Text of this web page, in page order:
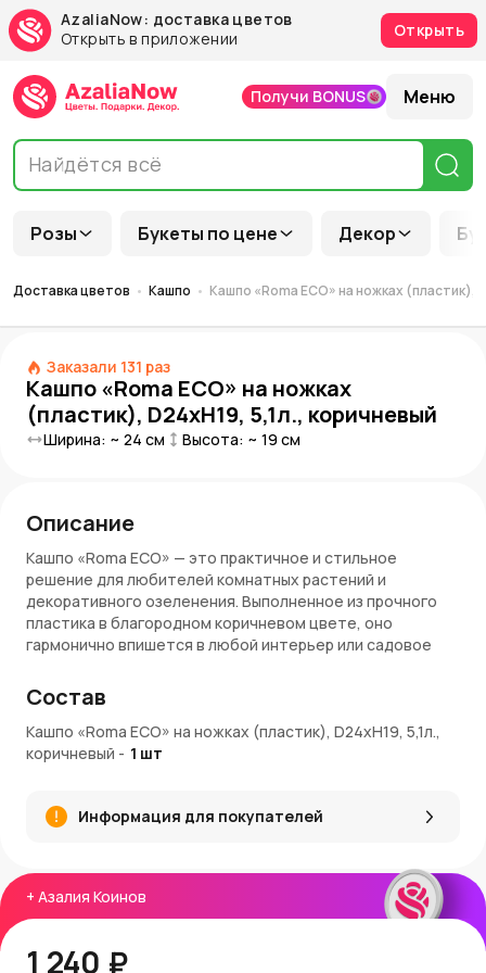
AzaliaNow: доставка цветов
Открыть в приложении
Открыть
Розы Букеты по цене Декор
Получи BONUS Меню
Доставка цветов Кашпо Кашпо «Roma ECO» на ножках (пластик),
Заказали 131 раз
Кашпо «Roma ECO» на ножках
(пластик), D24xH19, 5,1л., коричневый
Ширина: ~ 24 см Высота: ~ 19 см
+ Азалия Коинов
1 240 ₽
Описание
Кашпо «Roma ECO» — это практичное и стильное
решение для любителей комнатных растений и
декоративного озеленения. Выполненное из прочного
пластика в благородном коричневом цвете, оно
гармонично впишется в любой интерьер или садовое
дополнительную выразительность и обеспечивают
циркуляцию воздуха для здоровья корней. Объем 5,1
литра и диаметр 24 см делают кашпо универсальным для
большинства видов цветов и растений.
Устойчивые ножки для лучшей вентиляции и дренажа
перепадам температур
Стильный коричневый цвет, подходящий под разные
стили интерьера и экстерьера
растений
Состав
Кашпо «Roma ECO» на ножках (пластик), D24xH19, 5,1л.,
коричневый - 1 шт
Информация для покупателей